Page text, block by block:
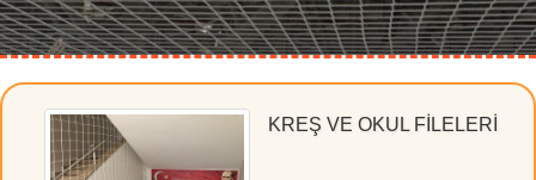
KREŞ VE OKUL FİLELERİ